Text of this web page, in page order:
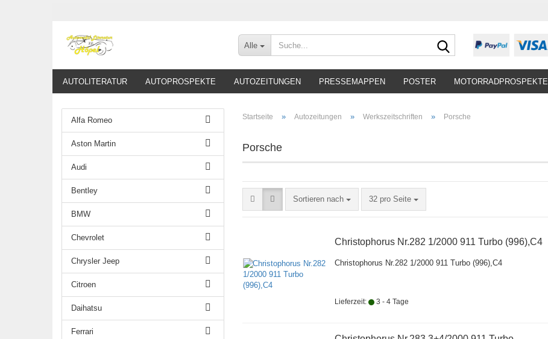
Alle
Suche...
AUTOLITERATUR AUTOPROSPEKTE AUTOZEITUNGEN PRESSEMAPPEN POSTER MOTORRADPROSPEKTE
Startseite » Autozeitungen » Werkszeitschriften » Porsche
Porsche
Sortieren nach
Sortieren nach 32 pro Seite
pro Seite
Christophorus Nr.282 1/2000 911 Turbo (996),C4
Christophorus Nr.282 1/2000 911 Turbo (996),C4
Lieferzeit: 3 - 4 Tage
Alfa Romeo
Aston Martin
Audi
Bentley
BMW
Chevrolet
Chrysler Jeep
Citroen
Daihatsu
Ferrari